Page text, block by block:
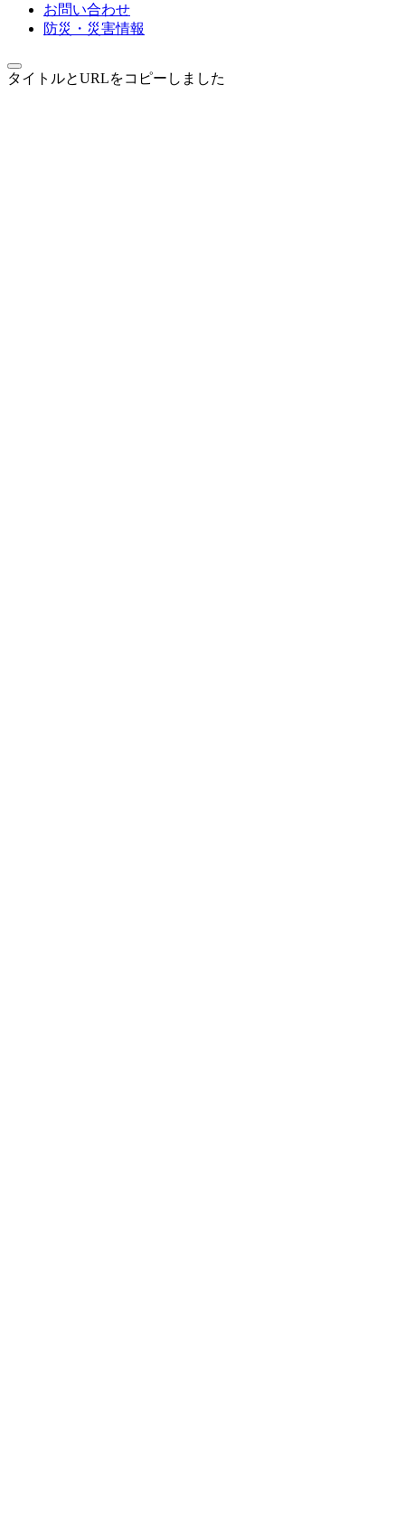
お問い合わせ
防災・災害情報
タイトルとURLをコピーしました